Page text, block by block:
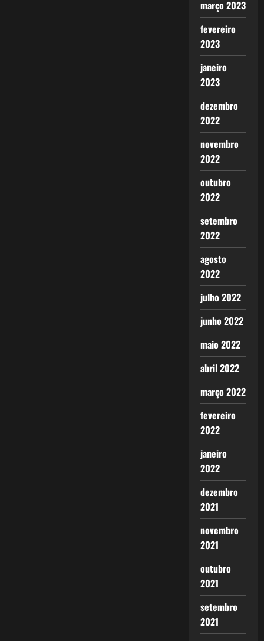
março 2023
fevereiro
2023
janeiro
2023
dezembro
2022
novembro
2022
outubro
2022
setembro
2022
agosto
2022
julho 2022
junho 2022
maio 2022
abril 2022
março 2022
fevereiro
2022
janeiro
2022
dezembro
2021
novembro
2021
outubro
2021
setembro
2021